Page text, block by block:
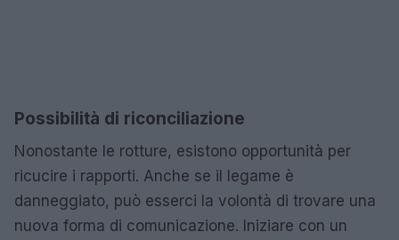
Possibilità di riconciliazione
Nonostante le rotture, esistono opportunità per
ricucire i rapporti. Anche se il legame è
danneggiato, può esserci la volontà di trovare una
nuova forma di comunicazione. Iniziare con un